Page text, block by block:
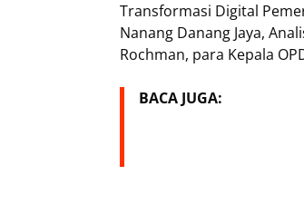
Transformasi Digital
Nanang Danang Jaya,
Rochman, para Kepala
BACA JUGA: